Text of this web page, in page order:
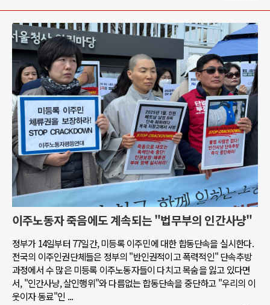
이주노동자 죽음에도 계속되는 "법무부의 인간사냥"
정부가 14일부터 77일간, 미등록 이주민에 대한 합동단속을 실시한다.
전국의 이주인권단체들은 정부의 "반인권적이고 폭력적인" 단속추방
과정에서 수 많은 미등록 이주노동자들이 다치고 목숨을 잃고 있다면
서, "인간사냥, 살인행위"와 다름없는 합동단속을 중단하고 "우리의 이
웃이자 동료"인 ...